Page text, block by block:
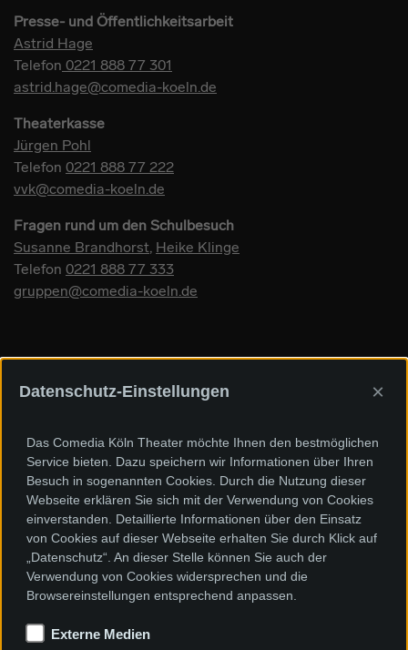
Presse- und Öffentlichkeitsarbeit
Astrid Hage
Telefon 0221 888 77 301
astrid.hage@comedia-koeln.de
Theaterkasse
Jürgen Pohl
Telefon 0221 888 77 222
vvk@comedia-koeln.de
Fragen rund um den Schulbesuch
Susanne Brandhorst Heike Klinge
Telefon 0221 888 77 333
gruppen@comedia-koeln.de
Sponsoren und Förderer
Datenschutz-Einstellungen ×
Das Comedia Köln Theater möchte Ihnen den bestmöglichen
Service bieten. Dazu speichern wir Informationen über Ihren
Besuch in sogenannten Cookies. Durch die Nutzung dieser
Webseite erklären Sie sich mit der Verwendung von Cookies
einverstanden. Detaillierte Informationen über den Einsatz
von Cookies auf dieser Webseite erhalten Sie durch Klick auf
„Datenschutz“. An dieser Stelle können Sie auch der
Verwendung von Cookies widersprechen und die
Browsereinstellungen entsprechend anpassen.
Externe Medien